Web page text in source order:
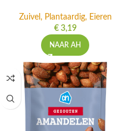
Zuivel, Plantaardig, Eieren
€3,19
NAAR AH